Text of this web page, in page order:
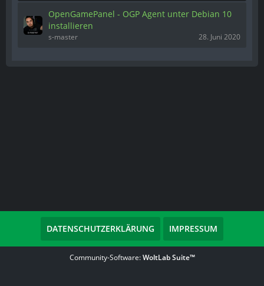
OpenGamePanel - OGP Agent unter Debian 10
installieren
s-master 28. Juni 2020
DATENSCHUTZERKLÄRUNG IMPRESSUM
Community-Software:WoltLab Suite™